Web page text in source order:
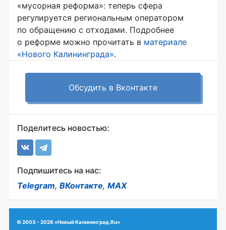
«мусорная реформа»: теперь сфера
регулируется региональным оператором
по обращению с отходами. Подробнее
о реформе можно прочитать в материале
«Нового Калининграда».
Обсудить в Вконтакте
Поделитесь новостью:
Подпишитесь на нас:
Telegram, ВКонтакте, MAX
© 2003 - 2026 «Новый Калининград.Ru»